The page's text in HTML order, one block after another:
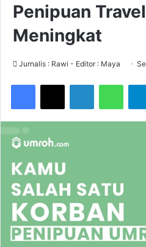
Penipuan
Meningkat
Jurnalis : Rawi - Editor : Maya